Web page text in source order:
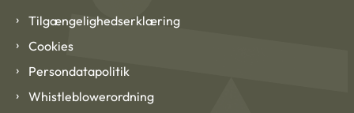
Tilgængelighedserklæring
Cookies
Persondatapolitik
Whistleblowerordning